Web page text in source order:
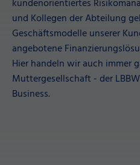
kundenorientiertes
und Kollegen der Abteilung
Geschäftsmodelle unserer
angebotene
Hier handeln wir auch immer
Muttergesellschaft - der
Business.